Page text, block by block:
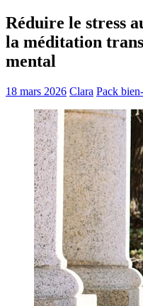
Réduire le stress
la méditation
mental
18 mars 2026 Clara Pack